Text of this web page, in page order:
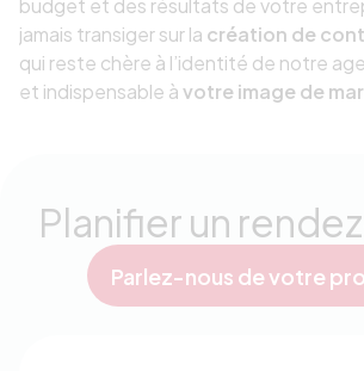
budget et des résultats de votre
jamais transiger sur la création de
qui reste chère à l’identité de notre
et indispensable àvotre image de
Planifier un
Parlez-nous de votre